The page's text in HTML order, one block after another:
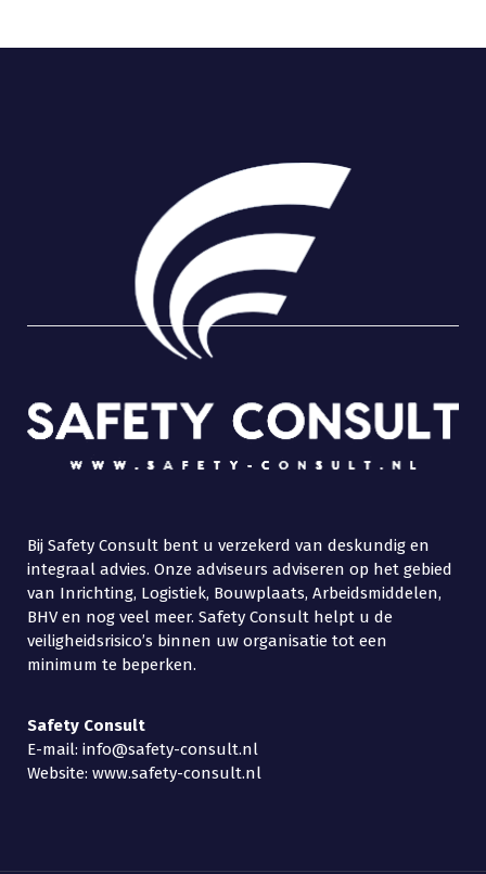
Bij Safety Consult bent u verzekerd van deskundig en
integraal advies. Onze adviseurs adviseren op het gebied
van Inrichting, Logistiek, Bouwplaats, Arbeidsmiddelen,
BHV en nog veel meer. Safety Consult helpt u de
veiligheidsrisico’s binnen uw organisatie tot een
minimum te beperken.
Safety Consult
E-mail: info@safety-consult.nl
Website: www.safety-consult.nl